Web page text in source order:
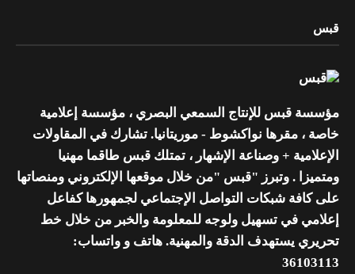
قبس
مؤسسة قبس للإنتاج السمعي البصري ، مؤسسة إعلامية
خاصة ، مقرها نواكشوط - موريتانيا. تشارك في المقاولات
الإعلامية + وصناعة الإشهار ، تمتلك قبس طاقما مهنيا
ومتميزا . وتبرز "قبس "من خلال موقعها الإلكتروني ومنصاتها
على كافة شبكات التواصل الإجتماعي لجمهورها كفاعل
إعلامي في تسهيل ولوجه للمعلومة والخبر من خلال خط
تحريري يستهدف الدقة والمهنية. هاتف و واتساب:
36103113